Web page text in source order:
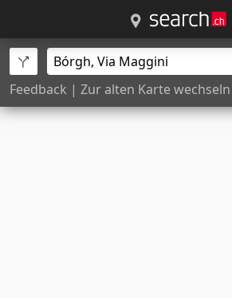
Feedback | Zur alten Karte wechseln